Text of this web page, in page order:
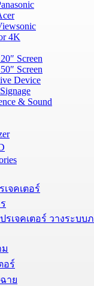
4K
Screen
Screen
Device
& Sound
เจคเตอร์
รเจคเตอร์ วางระบบ
อร์
าย